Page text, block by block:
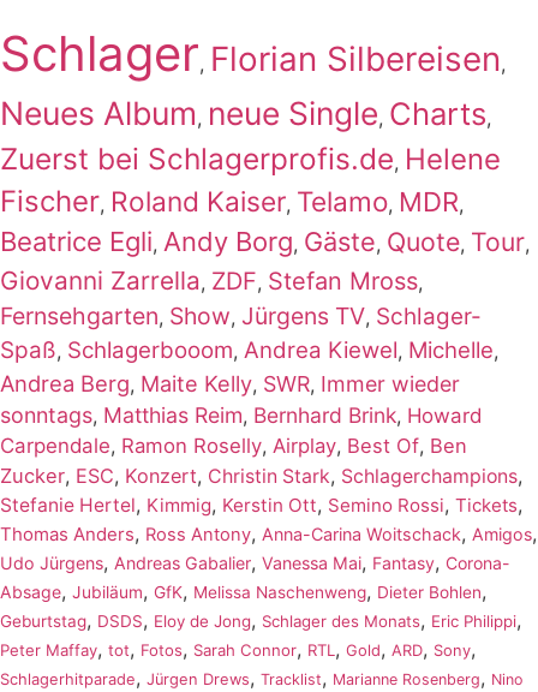
Schlager, Florian Silbereisen,
Neues Album, neue Single, Charts,
Zuerst bei Schlagerprofis.de, Helene
Fischer, Roland Kaiser, Telamo, MDR,
Beatrice Egli, Andy Borg, Gäste, Quote, Tour,
Giovanni Zarrella, ZDF, Stefan Mross,
Fernsehgarten, Show, Jürgens TV, Schlager-
Spaß, Schlagerbooom, Andrea Kiewel, Michelle,
Andrea Berg, Maite Kelly, SWR, Immer wieder
sonntags, Matthias Reim, Bernhard Brink, Howard
Carpendale, Ramon Roselly, Airplay, Best Of, Ben
Zucker, ESC, Konzert, Christin Stark, Schlagerchampions,
Stefanie Hertel, Kimmig, Kerstin Ott, Semino Rossi, Tickets,
Thomas Anders, Ross Antony, Anna-Carina Woitschack, Amigos,
Udo Jürgens, Andreas Gabalier, Vanessa Mai, Fantasy, Corona-
Absage, Jubiläum, GfK, Melissa Naschenweng, Dieter Bohlen,
Geburtstag, DSDS, Eloy de Jong, Schlager des Monats, Eric Philippi,
Peter Maffay, tot, Fotos, Sarah Connor, RTL , Gold, ARD, Sony,
Schlagerhitparade, Jürgen Drews, Tracklist, Marianne Rosenberg, Nino